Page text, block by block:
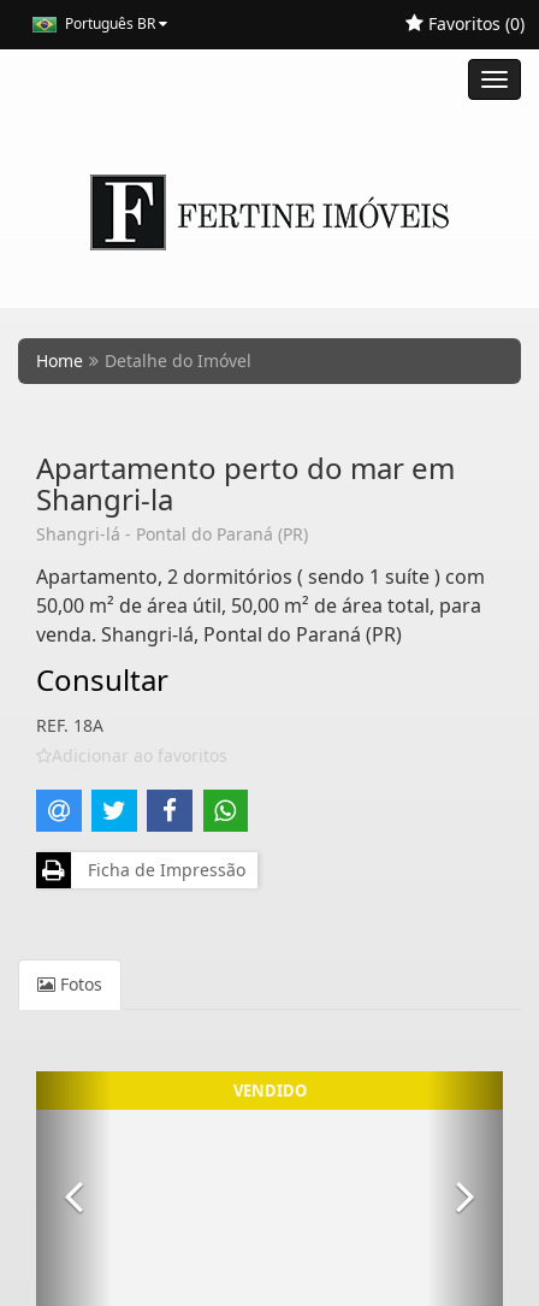
Português BR Favoritos (0)
Home Detalhe do Imóvel
Apartamento perto do mar em
Shangri-la
Shangri-lá - Pontal do Paraná (PR)
Apartamento, 2 dormitórios ( sendo 1 suíte ) com
50,00 m² de área útil, 50,00 m² de área total, para
venda. Shangri-lá, Pontal do Paraná (PR)
Consultar
REF. 18A
Adicionar ao favoritos
Ficha de Impressão
Fotos